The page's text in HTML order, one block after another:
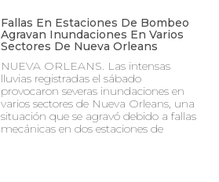
Fallas En Estaciones De Bombeo
Agravan Inundaciones En Varios
Sectores De Nueva Orleans
NUEVA ORLEANS. Las intensas
lluvias registradas el sábado
provocaron severas inundaciones en
varios sectores de Nueva Orleans, una
situación que se agravó debido a fallas
mecánicas en dos estaciones de